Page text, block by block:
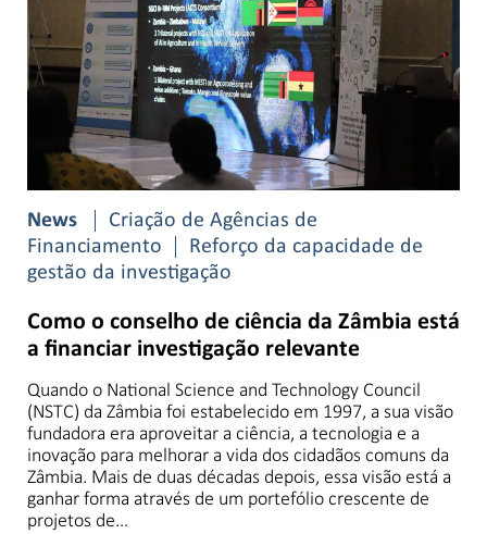
News
Criação de Agências de
Financiamento
Reforço da capacidade de
gestão da investigação
Como o conselho de ciência da Zâmbia está
a financiar investigação relevante
Quando o National Science and Technology Council
(NSTC) da Zâmbia foi estabelecido em 1997, a sua visão
fundadora era aproveitar a ciência, a tecnologia e a
inovação para melhorar a vida dos cidadãos comuns da
Zâmbia. Mais de duas décadas depois, essa visão está a
ganhar forma através de um portefólio crescente de
projetos de…